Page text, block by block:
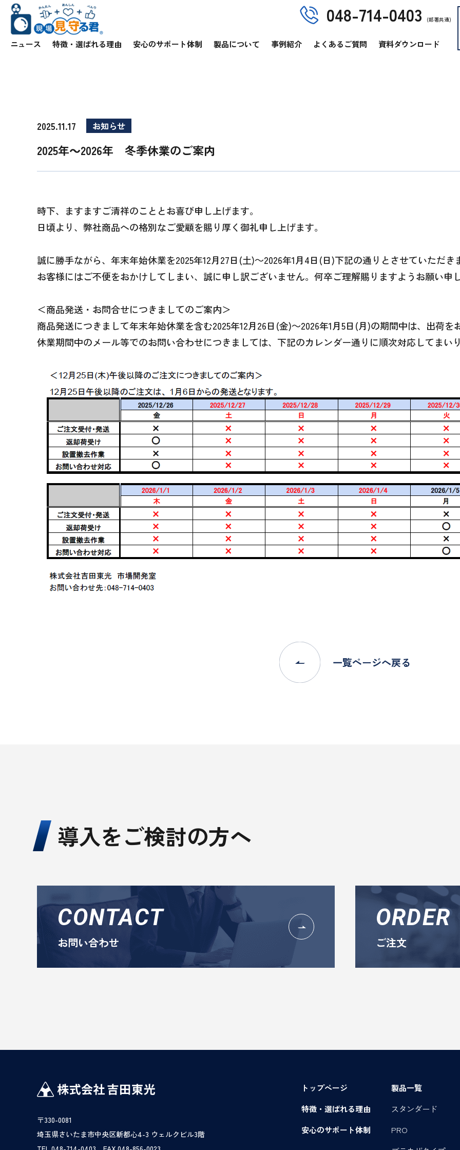
048-714-0403 (部署共通)
ニュース 特徴・選ばれる理由 安心のサポート体制 製品について 事例紹介 よくあるご質問 資料ダウンロード
2025.11.17 お知らせ
2025年～2026年 冬季休業のご案内
時下、ますますご清祥のこととお喜び申し上げます。
日頃より、弊社商品への格別なご愛顧を賜り厚く御礼申し上げます。
誠に勝手ながら、年末年始休業を2025年12月27日(土)～2026年1月4日(日)下記の通りとさせていただ
お客様にはご不便をおかけしてしまい、誠に申し訳ございません。何卒ご理解賜りますようお願い申
＜商品発送・お問合せにつきましてのご案内＞
商品発送につきまして年末年始休業を含む2025年12月26日(金)～2026年1月5日(月)の期間中は、出荷
休業期間中のメール等でのお問い合わせにつきましては、下記のカレンダー通りに順次対応してまい
一覧ページへ戻る
導入をご検討の方へ
CONTACT
お問い合わせ
ORDER
ご注文
〒330-0081
埼玉県さいたま市中央区新都心4-3 ウェルクビル3階
トップページ
特徴・選ばれる理由
安心のサポート体制
製品一覧
スタンダード
PRO